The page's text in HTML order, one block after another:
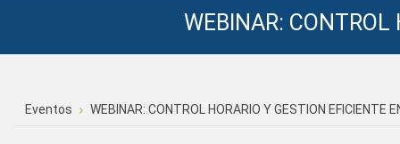
Eventos WEBINAR: CONTROL HORARIO Y GESTION EFICIENTE
WEBINAR: CONTROL